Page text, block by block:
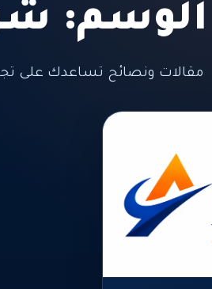
الوسم:
مقالات ونصائح تساعدك على